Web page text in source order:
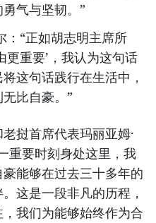
气与坚韧。”
：“正如胡志明主席所
更重要’，我认为这句话
这句话践行在生活中，
比自豪。”
挝首席代表玛丽亚姆·
重要时刻身处这里，我
能够在过去三十多年的
这是一段非凡的历程，
我们为能够始终作为合